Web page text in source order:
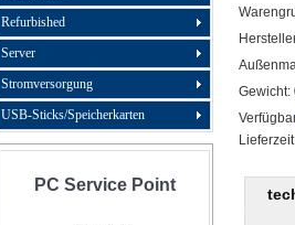
Refurbished
Server
Stromversorgung
USB-Sticks/Speicherkarten
PC Service Point
Gewicht: